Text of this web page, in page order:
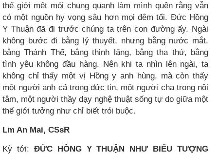
thế giới mệt mỏi chung quanh làm mình quên rằng vẫn
có một nguồn hy vọng sâu hơn mọi đêm tối. Đức Hồng
Y Thuận đã đi trước chúng ta trên con đường ấy. Ngài
không bước đi bằng lý thuyết, nhưng bằng nước mắt,
bằng Thánh Thể, bằng thinh lặng, bằng tha thứ, bằng
tình yêu không đầu hàng. Nên khi ta nhìn lên ngài, ta
không chỉ thấy một vị Hồng y anh hùng, mà còn thấy
một người anh cả trong đức tin, một người cha trong nội
tâm, một người thầy dạy nghệ thuật sống tự do giữa một
thế giới tưởng như chỉ biết trói buộc.
Lm An Mai, CSsR
Kỳ tới: ĐỨC HỒNG Y THUẬN NHƯ BIỂU TƯỢNG